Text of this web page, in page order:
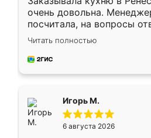
очень довольна.
посчитала, на вопросы
Замерщик приехал в
делу со всей
за день, ребята работали
Читать полностью
Игорь М.
6 августа 2026